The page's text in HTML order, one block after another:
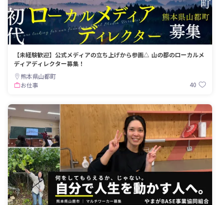
【未経験歓迎】公式メディアの立ち上げから参画△ 山の都のローカルメ
ディアディレクター募集！
熊本県山都町
お仕事
40